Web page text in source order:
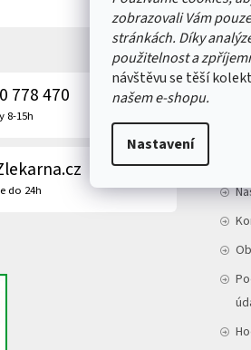
zobrazovali Vám
stránkách. Díky
použitelnost a
návštěvu se těší
našem e-shopu.
Nastavení
778 470
8-15h
do 24h